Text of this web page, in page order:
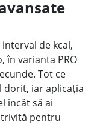
de kcal,
în varianta PRO
Tot ce
dorit, iar aplicația
încât să ai
pentru